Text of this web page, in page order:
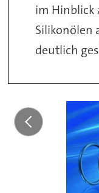
im Hinblick
Silikonölen
deutlich